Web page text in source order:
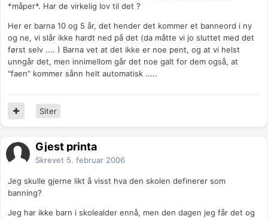
*måper*. Har de virkelig lov til det ?
Her er barna 10 og 5 år, det hender det kommer et banneord i ny
og ne, vi slår ikke hardt ned på det (da måtte vi jo sluttet med det
først selv .... ) Barna vet at det ikke er noe pent, og at vi helst
unngår det, men innimellom går det noe galt for dem også, at
"faen" kommer sånn helt automatisk .....
Siter
Gjest printa
Skrevet 5. februar 2006
Jeg skulle gjerne likt å visst hva den skolen definerer som
banning?
Jeg har ikke barn i skolealder ennå, men den dagen jeg får det og